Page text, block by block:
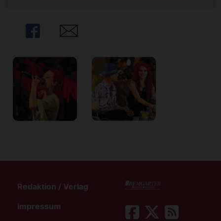
Share Share
Redaktion / Verlag
Impressum